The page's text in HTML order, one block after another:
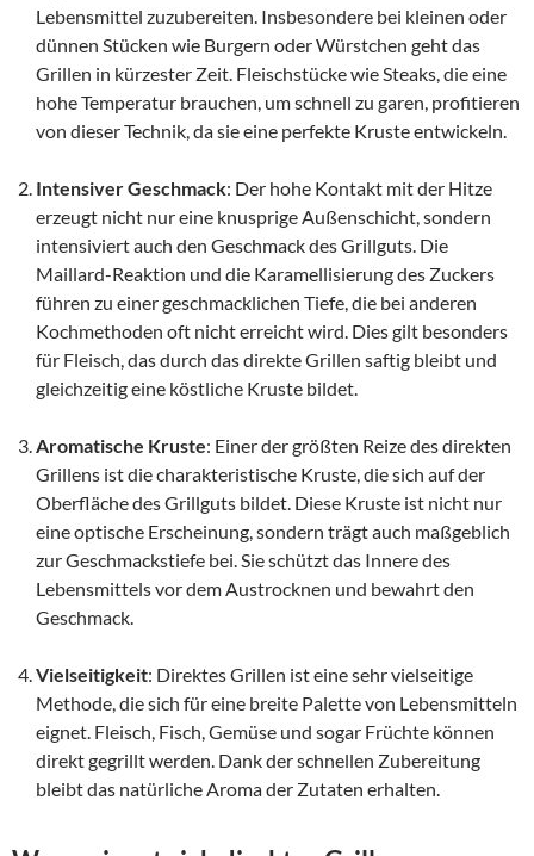
Lebensmittel zuzubereiten. Insbesondere bei kleinen oder
dünnen Stücken wie Burgern oder Würstchen geht das
Grillen in kürzester Zeit. Fleischstücke wie Steaks, die eine
hohe Temperatur brauchen, um schnell zu garen, profitieren
von dieser Technik, da sie eine perfekte Kruste entwickeln.
Intensiver Geschmack: Der hohe Kontakt mit der Hitze
erzeugt nicht nur eine knusprige Außenschicht, sondern
intensiviert auch den Geschmack des Grillguts. Die
Maillard-Reaktion und die Karamellisierung des Zuckers
führen zu einer geschmacklichen Tiefe, die bei anderen
Kochmethoden oft nicht erreicht wird. Dies gilt besonders
für Fleisch, das durch das direkte Grillen saftig bleibt und
gleichzeitig eine köstliche Kruste bildet.
Aromatische Kruste: Einer der größten Reize des direkten
Grillens ist die charakteristische Kruste, die sich auf der
Oberfläche des Grillguts bildet. Diese Kruste ist nicht nur
eine optische Erscheinung, sondern trägt auch maßgeblich
zur Geschmackstiefe bei. Sie schützt das Innere des
Lebensmittels vor dem Austrocknen und bewahrt den
Geschmack.
Vielseitigkeit: Direktes Grillen ist eine sehr vielseitige
Methode, die sich für eine breite Palette von Lebensmitteln
eignet. Fleisch, Fisch, Gemüse und sogar Früchte können
direkt gegrillt werden. Dank der schnellen Zubereitung
bleibt das natürliche Aroma der Zutaten erhalten.